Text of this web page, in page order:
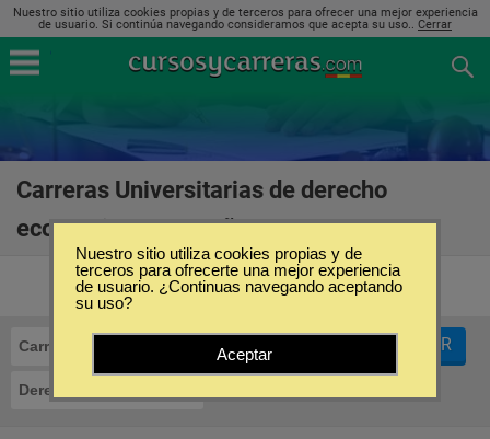
Nuestro sitio utiliza cookies propias y de terceros para ofrecer una mejor experiencia
de usuario. Si continúa navegando consideramos que acepta su uso.. Cerrar
Carreras Universitarias de derecho
económico en España
Carreras Universitarias
Derecho Económico
FILTRAR
Nuestro sitio utiliza cookies propias y de
terceros para ofrecerte una mejor experiencia
de usuario. ¿Continuas navegando aceptando
su uso?
Aceptar